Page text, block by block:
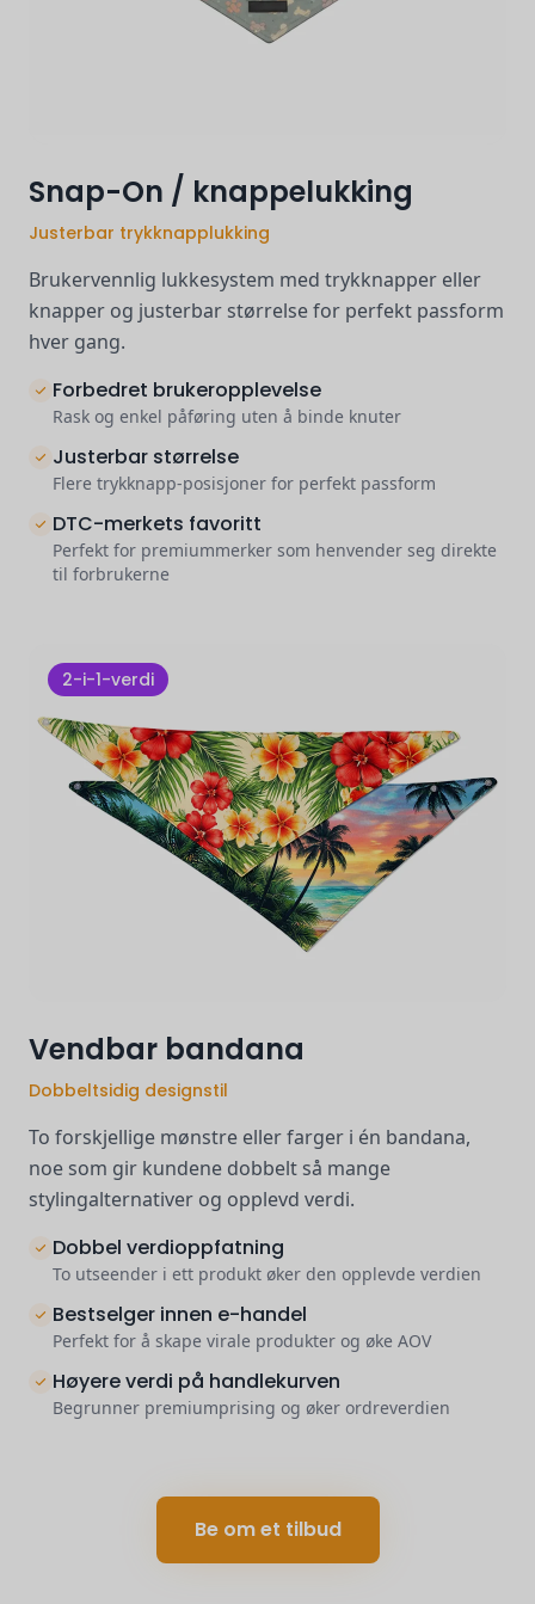
Snap-On / knappelukking
Justerbar trykknapplukking
Brukervennlig lukkesystem med trykknapper eller
knapper og justerbar størrelse for perfekt passform
hver gang.
Forbedret brukeropplevelse
Rask og enkel påføring uten å binde knuter
Justerbar størrelse
Flere trykknapp-posisjoner for perfekt passform
DTC-merkets favoritt
Perfekt for premiummerker som henvender seg direkte
til forbrukerne
2-i-1-verdi
Vendbar bandana
Dobbeltsidig designstil
To forskjellige mønstre eller farger i én bandana,
noe som gir kundene dobbelt så mange
stylingalternativer og opplevd verdi.
Dobbel verdioppfatning
To utseender i ett produkt øker den opplevde verdien
Bestselger innen e-handel
Perfekt for å skape virale produkter og øke AOV
Høyere verdi på handlekurven
Begrunner premiumprising og øker ordreverdien
Be om et tilbud